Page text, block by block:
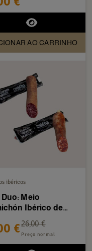
AO CARRINHO
ibéricos
Duo: Meio
Ibérico de
€26,00 €
Preço normal